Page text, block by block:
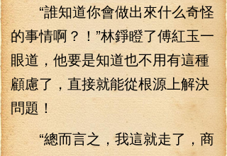
“誰知道你會做出來什么奇怪
的事情啊？！”林錚瞪了傅紅玉一
眼道，他要是知道也不用有這種
顧慮了，直接就能從根源上解決
問題！
“總而言之，我這就走了，商